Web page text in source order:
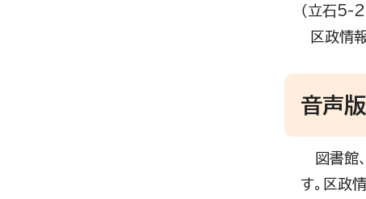
（立石5-
区政情
音声
図書館
す。区政